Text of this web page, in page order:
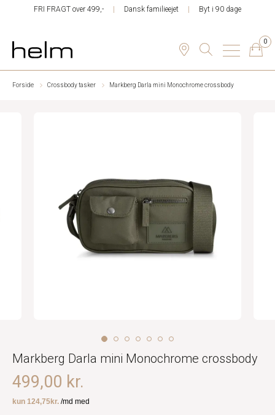
FRI FRAGT over 499,- Dansk familieejet Byt i 90 dage
0
Forside Crossbody tasker Markberg Darla mini Monochrome crossbody
Markberg Darla mini Monochrome crossbody
499,00 kr.